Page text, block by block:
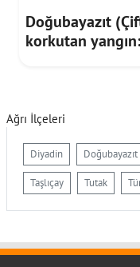
Doğubayazıt
korkutan
Ağrı İlçeleri
Diyadin Doğubayazıt
Taşlıçay Tutak